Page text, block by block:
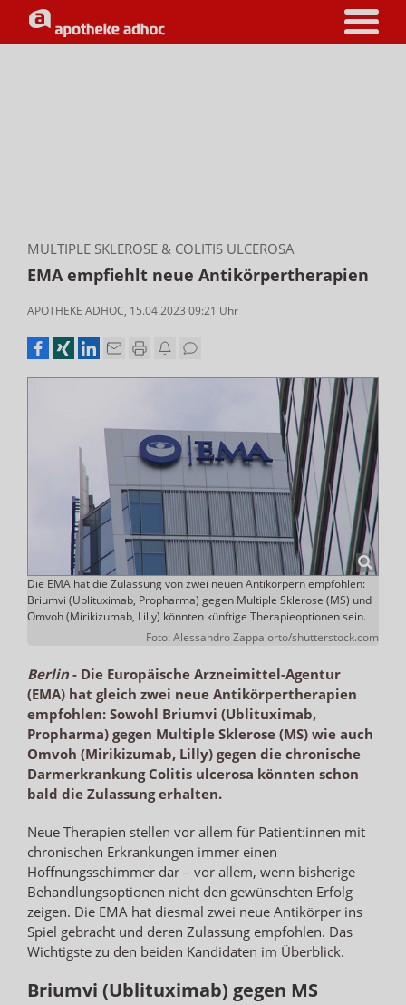
MULTIPLE SKLEROSE & COLITIS ULCEROSA
EMA empfiehlt neue Antikörpertherapien
APOTHEKE ADHOC, 15.04.2023 09:21 Uhr
Die EMA hat die Zulassung von zwei neuen Antikörpern empfohlen:
Briumvi (Ublituximab, Propharma) gegen Multiple Sklerose (MS) und
Omvoh (Mirikizumab, Lilly) könnten künftige Therapieoptionen sein.
Foto: Alessandro Zappalorto/shutterstock.com
Berlin- Die Europäische Arzneimittel-Agentur
(EMA) hat gleich zwei neue Antikörpertherapien
empfohlen: Sowohl Briumvi (Ublituximab,
Propharma) gegen Multiple Sklerose (MS) wie auch
Omvoh (Mirikizumab, Lilly) gegen die chronische
Darmerkrankung Colitis ulcerosa könnten schon
bald die Zulassung erhalten.
Neue Therapien stellen vor allem für Patient:innen mit
chronischen Erkrankungen immer einen
Hoffnungsschimmer dar – vor allem, wenn bisherige
Behandlungsoptionen nicht den gewünschten Erfolg
zeigen. Die EMA hat diesmal zwei neue Antikörper ins
Spiel gebracht und deren Zulassung empfohlen. Das
Wichtigste zu den beiden Kandidaten im Überblick.
Briumvi (Ublituximab) gegen MS